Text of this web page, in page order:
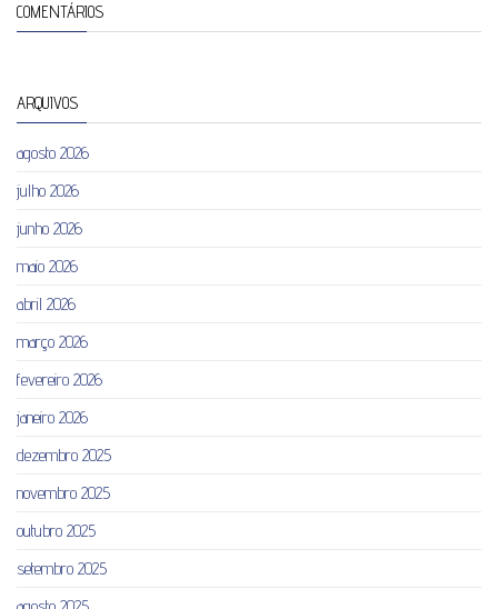
COMENTÁRIOS
ARQUIVOS
agosto 2026
julho 2026
junho 2026
maio 2026
abril 2026
março 2026
fevereiro 2026
janeiro 2026
dezembro 2025
novembro 2025
outubro 2025
setembro 2025